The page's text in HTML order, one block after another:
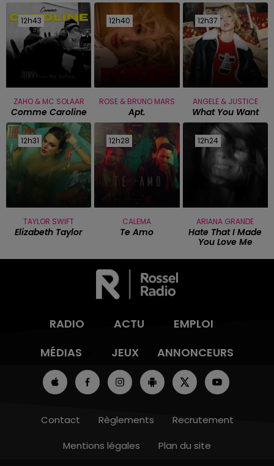
12h43
12h43
ZAHO & MC SOLAAR
Comme Caroline
12h40
12h40
ROSE & BRUNO MARS
Apt.
12h37
12h37
ANGELE & JUSTICE
What You Want
12h31
12h31
TAYLOR SWIFT
Elizabeth Taylor
12h28
12h28
CALEMA
Te Amo
12h24
12h24
ARIANA GRANDE
Hate That I Made
You Love Me
RADIO ACTU
EMPLOI
MÉDIAS
JEUX ANNONCEURS
Contact Règlements
Recrutement
Mentions légales
Plan du site